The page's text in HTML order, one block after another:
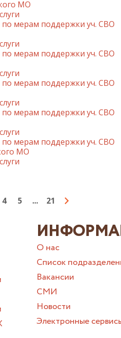
МО
мерам поддержки уч. СВО
мерам поддержки уч. СВО
мерам поддержки уч. СВО
мерам поддержки уч. СВО
мерам поддержки уч. СВО
МО
4 5 ... 21
О нас
Список
Вакансии
СМИ
Новости
Электронные